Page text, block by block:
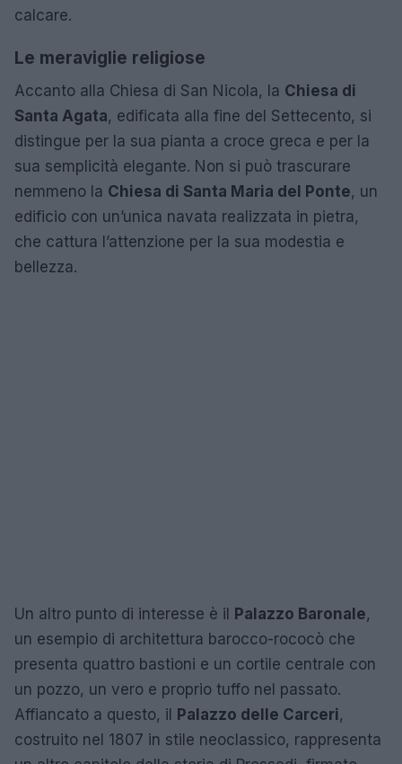
calcare.
Le meraviglie religiose
Accanto alla Chiesa di San Nicola, la Chiesa di
Santa Agata, edificata alla fine del Settecento, si
distingue per la sua pianta a croce greca e per la
sua semplicità elegante. Non si può trascurare
nemmeno la Chiesa di Santa Maria del Ponte, un
edificio con un’unica navata realizzata in pietra,
che cattura l’attenzione per la sua modestia e
bellezza.
Un altro punto di interesse è il Palazzo Baronale,
un esempio di architettura barocco-rococò che
presenta quattro bastioni e un cortile centrale con
un pozzo, un vero e proprio tuffo nel passato.
Affiancato a questo, il Palazzo delle Carceri,
costruito nel 1807 in stile neoclassico, rappresenta